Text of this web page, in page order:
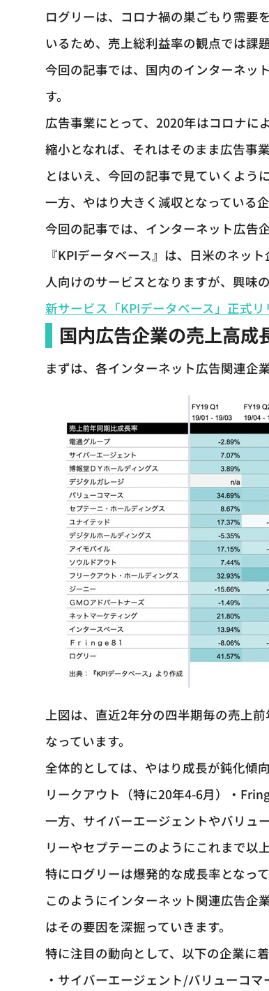
ログリーは、コロナ禍の巣ごもり需要
いるため、売上総利益率の観点では課題
今回の記事では、国内のインターネッ
す。
広告事業にとって、2020年はコロナに
縮小となれば、それはそのまま広告事
とはいえ、今回の記事で見ていくよう
一方、やはり大きく減収となっている企
今回の記事では、インターネット広告
『KPIデータベース』は、日米のネッ
人向けのサービスとなりますが、興味
新サービス「KPIデータベース」正式リ
国内広告企業の売上高成
まずは、各インターネット広告関連企
上図は、直近2年分の四半期毎の売上
なっています。
全体的としては、やはり成長が鈍化傾
リークアウト（特に20年4-6月）・
一方、サイバーエージェントやバリュ
リーやセプテーニのようにこれまで以
特にログリーは爆発的な成長率となって
このようにインターネット関連広告企
はその要因を深掘っていきます。
特に注目の動向として、以下の企業に
・サイバーエージェント/バリューコ